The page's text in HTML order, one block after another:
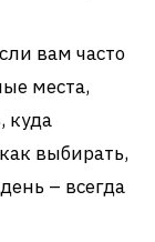
вам часто
места,
куда
выбирать,
– всегда